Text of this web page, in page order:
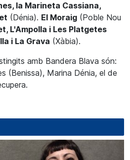
la Marineta Cassiana,
(Dénia). El Moraig (Poble Nou
L'Ampolla i Les Platgetes
i La Grava (Xàbia).
amb Bandera Blava són:
(Benissa), Marina Dénia, el de